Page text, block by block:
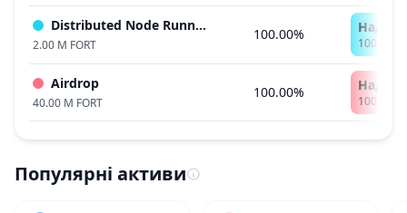
Distributed Node Runner Rewards
2.00 M FORT
100.00% Надано
100% -
Airdrop
40.00 M FORT
100.00% Надано
100% -
Популярні активи